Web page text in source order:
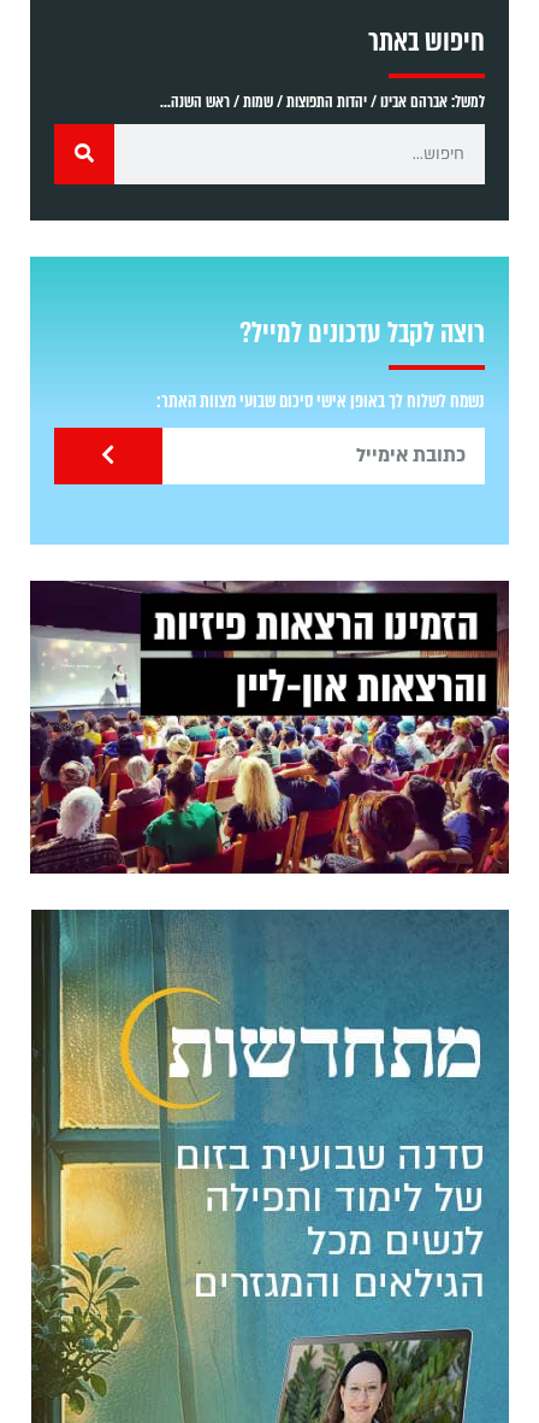
חיפוש באתר
למשל: אברהם אבינו / יהדות התפוצות / שמות / ראש השנה...
רוצה לקבל עדכונים למייל?
נשמח לשלוח לך באופן אישי סיכום שבועי מצוות האתר: